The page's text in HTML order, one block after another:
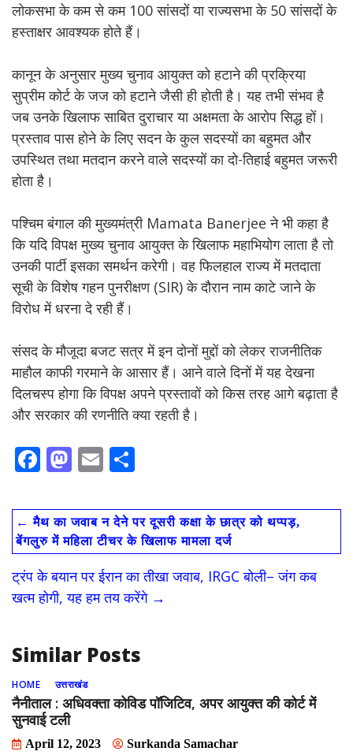
लोकसभा के कम से कम 100 सांसदों या राज्यसभा के 50 सांसदों के
हस्ताक्षर आवश्यक होते हैं।
कानून के अनुसार मुख्य चुनाव आयुक्त को हटाने की प्रक्रिया
सुप्रीम कोर्ट के जज को हटाने जैसी ही होती है। यह तभी संभव है
जब उनके खिलाफ साबित दुराचार या अक्षमता के आरोप सिद्ध हों।
प्रस्ताव पास होने के लिए सदन के कुल सदस्यों का बहुमत और
उपस्थित तथा मतदान करने वाले सदस्यों का दो-तिहाई बहुमत जरूरी
होता है।
पश्चिम बंगाल की मुख्यमंत्री Mamata Banerjee ने भी कहा है
कि यदि विपक्ष मुख्य चुनाव आयुक्त के खिलाफ महाभियोग लाता है तो
उनकी पार्टी इसका समर्थन करेगी। वह फिलहाल राज्य में मतदाता
सूची के विशेष गहन पुनरीक्षण (SIR) के दौरान नाम काटे जाने के
विरोध में धरना दे रही हैं।
संसद के मौजूदा बजट सत्र में इन दोनों मुद्दों को लेकर राजनीतिक
माहौल काफी गरमाने के आसार हैं। आने वाले दिनों में यह देखना
दिलचस्प होगा कि विपक्ष अपने प्रस्तावों को किस तरह आगे बढ़ाता है
और सरकार की रणनीति क्या रहती है।
F
e
b
o
o
k
M
to
d
o
n
E
ai
l
ar
e
← मैथ का जवाब न देने पर दूसरी कक्षा के छात्र को थप्पड़,
बेंगलुरु में महिला टीचर के खिलाफ मामला दर्ज
ट्रंप के बयान पर ईरान का तीखा जवाब, IRGC बोली– जंग कब
खत्म होगी, यह हम तय करेंगे →
Similar Posts
HOME उत्तराखंड
नैनीताल : अधिवक्ता कोविड पॉजिटिव, अपर आयुक्त की कोर्ट में
सुनवाई टली
April 12, 2023 Surkanda Samachar